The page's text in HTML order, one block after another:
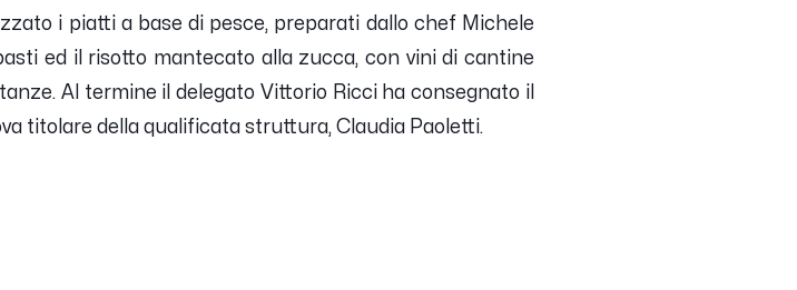
i piatti a base di pesce, preparati dallo chef Michele
ed il risotto mantecato alla zucca, con vini di cantine
Al termine il delegato Vittorio Ricci ha consegnato il
titolare della qualificata struttura, Claudia Paoletti.